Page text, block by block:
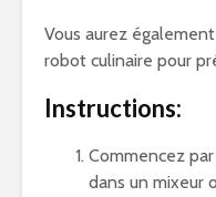
Vous aurez également
robot culinaire pour
Instructions:
Commencez
dans un mixeur